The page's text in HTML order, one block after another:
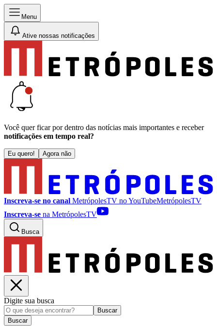
Menu
Ative nossas notificações
Você quer ficar por dentro das notícias mais importantes e receber
notificações em tempo real?
Eu quero! Agora não
Inscreva-se no canal MetrópolesTV noYouTubeMetrópolesTV
Inscreva-se na MetrópolesTV
Busca
Digite sua busca
Buscar
Buscar